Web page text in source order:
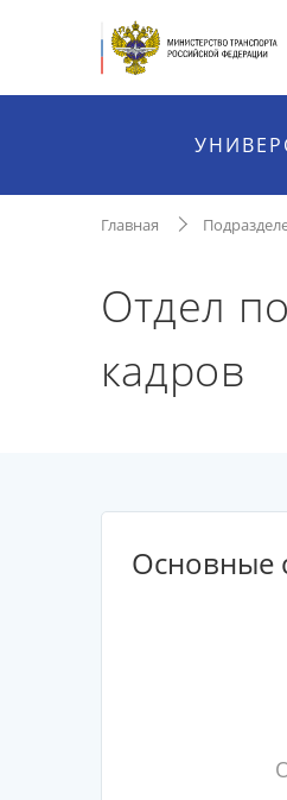
Главная
Отдел
кадров
Основные